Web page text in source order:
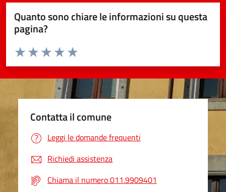
Quanto sono chiare le informazioni su questa
pagina?
Valuta da 1 a 5 stelle la pagina
Valuta 5 stelle su 5
Valuta 4 stelle su 5
Valuta 3 stelle su 5
Valuta 2 stelle su 5
Valuta 1 stelle su 5
Contatta il comune
Leggi le domande frequenti
Richiedi assistenza
Chiama il numero 011.9909401